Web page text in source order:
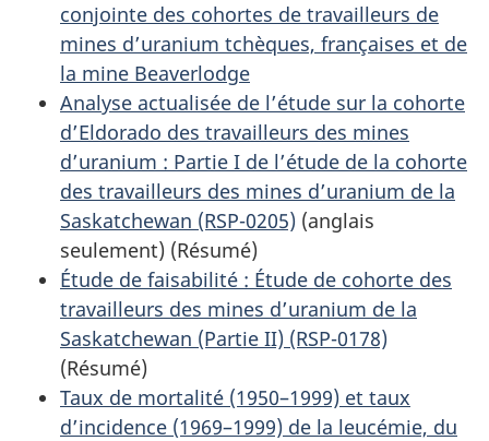
conjointe des cohortes de travailleurs de
mines d’uranium tchèques, françaises et de
la mine Beaverlodge
Analyse actualisée de l’étude sur la cohorte
d’Eldorado des travailleurs des mines
d’uranium : Partie I de l’étude de la cohorte
des travailleurs des mines d’uranium de la
Saskatchewan (RSP-0205) (anglais
seulement) (Résumé)
Étude de faisabilité : Étude de cohorte des
travailleurs des mines d’uranium de la
Saskatchewan (Partie II) (RSP-0178)
(Résumé)
Taux de mortalité (1950–1999) et taux
d’incidence (1969–1999) de la leucémie, du